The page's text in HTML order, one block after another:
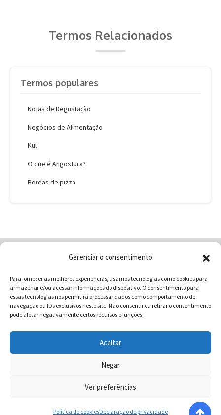
Gerenciar o consentimento
Para fornecer as melhores experiências, usamos tecnologias como cookies para
armazenar e/ou acessar informações do dispositivo. O consentimento para
essas tecnologias nos permitirá processar dados como comportamento de
navegação ou IDs exclusivos neste site. Não consentir ou retirar o consentimento
pode afetar negativamente certos recursos e funções.
Aceitar
Negar
Ver preferências
Política de cookiesDeclaração de privacidade
Termos Relacionados
Termos populares
Notas de Degustação
Negócios de Alimentação
Küli
O que é Angostura?
Bordas de pizza
Contatos
Receitas
Blog
Vocabulário da Gastronomia
COMUNICAR - Comunicação e Marketing | CNPJ:
03.013.350/0001-80 | Rua 82 Nº99 Qd. F13 Lt. 13 Sala 01 - Setor
996358681 - CEP: 74.083-010 | © 2025 COMUNICAR.COM.BR